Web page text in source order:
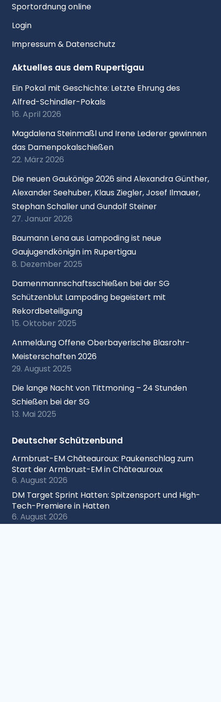
Sportordnung online
Login
Impressum & Datenschutz
Aktuelles aus dem Rupertigau
Ein Pokal mit Geschichte: Letzte Ehrung des
Alfred-Schindler-Pokals
16. April 2026
Magdalena Steinmaßl und Irene Lederer gewinnen
das Damenpokalschießen
22. März 2026
Die neuen Gaukönige 2026 sind Alexandra Günther,
Alexander Seehuber, Klaus Ziegler, Josef Ilmauer,
Stephan Schaller und Gundolf Steiner
27. Januar 2026
Baumann Lena aus Lampoding ist neue
Gaujugendkönigin im Rupertigau
8. Dezember 2025
Damenmannschaftsschießen bei der SG
Schützenblut Lampoding begeistert mit
Rekordbeteiligung
15. Oktober 2025
Anmeldung Offene Oberbayerische Blasrohr-
Meisterschaften 2026
29. August 2025
Die lange Nacht von Tittmoning – 24 Stunden
Schießen bei der SG
13. Mai 2025
Deutscher Schützenbund
Armbrust-EM Châteauroux: Paukenschlag zum
Start der Armbrust-EM in Châteauroux
6. August 2026
DM Target Sprint Hatten: Spitzensport und High-
Tech-Premiere in Hatten
6. August 2026